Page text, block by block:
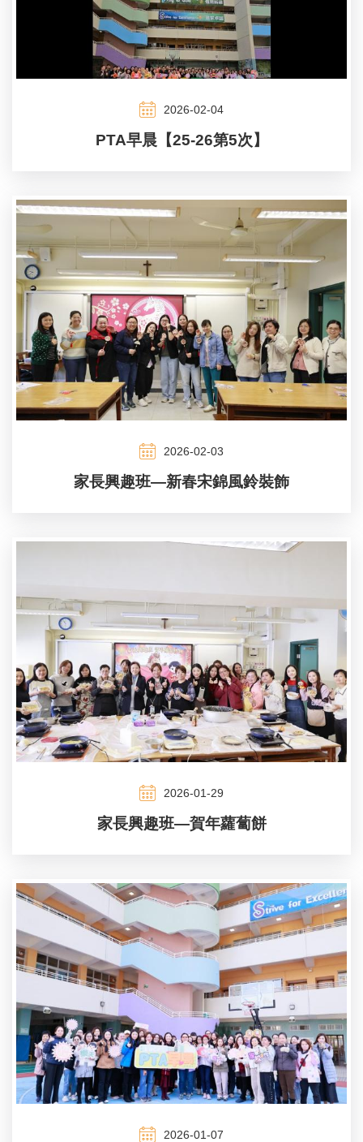
2026-02-04
PTA早晨【25-26第5次】
2026-02-03
家長興趣班—新春宋錦風鈴裝飾
2026-01-29
家長興趣班—賀年蘿蔔餅
2026-01-07